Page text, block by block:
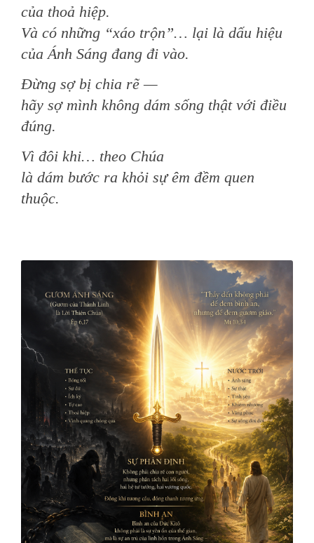
của thoả hiệp.
Và có những “xáo trộn”… lại là dấu hiệu
của Ánh Sáng đang đi vào.
Đừng sợ bị chia rẽ —
hãy sợ mình không dám sống thật với điều
đúng.
Vì đôi khi… theo Chúa
là dám bước ra khỏi sự êm đềm quen
thuộc.